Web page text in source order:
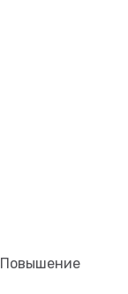
Повышение